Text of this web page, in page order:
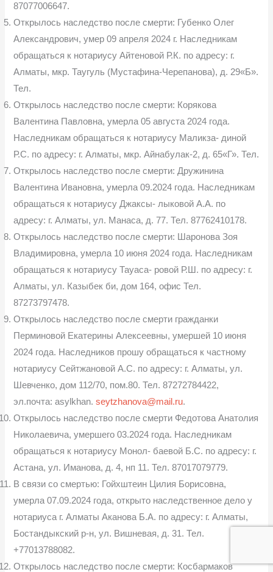
87077006647.
Открылось наследство после смерти: Губенко Олег
Александрович, умер 09 апреля 2024 г. Наследникам
обращаться к нотариусу Айтеновой Р.К. по адресу: г.
Алматы, мкр. Таугуль (Мустафина-Черепанова), д. 29«Б».
Тел.
Открылось наследство после смерти: Корякова
Валентина Павловна, умерла 05 августа 2024 года.
Наследникам обращаться к нотариусу Маликза- диной
Р.С. по адресу: г. Алматы, мкр. Айнабулак-2, д. 65«Г». Тел.
Открылось наследство после смерти: Дружинина
Валентина Иванов­на, умерла 09.2024 года. Наследникам
обращаться к нотариусу Джаксы- лыковой А.А. по
адресу: г. Алматы, ул. Манаса, д. 77. Тел. 87762410178.
Открылось наследство после смерти: Шаронова Зоя
Владимировна, умерла 10 июня 2024 года. Наследникам
обращаться к нотариусу Тауаса- ровой Р.Ш. по адресу: г.
Алматы, ул. Казыбек би, дом 164, офис Тел.
87273797478.
Открылось наследство после смерти гражданки
Перминовой Ека­терины Алексеевны, умершей 10 июня
2024 года. Наследников прошу об­ращаться к частному
нотариусу Сейтжановой А.С. по адресу: г. Алматы, ул.
Шевченко, дом 112/70, пом.80. Тел. 87272784422,
эл.почта: asylkhan.seytzhanova@mail.ru.
Открылось наследство после смерти Федотова Анатолия
Николаеви­ча, умершего 03.2024 года. Наследникам
обращаться к нотариусу Монол- баевой Б.С. по адресу: г.
Астана, ул. Иманова, д. 4, нп 11. Тел. 87017079779.
В связи со смертью: Гойхштеин Цилия Борисовна,
умерла 07.09.2024 года, открыто наследственное дело у
нотариуса г. Алматы Аканова Б.А. по адре­су: г. Алматы,
Бостандыкский р-н, ул. Вишневая, д. 31. Тел.
+77013788082.
Открылось наследство после смерти: Косбармаков